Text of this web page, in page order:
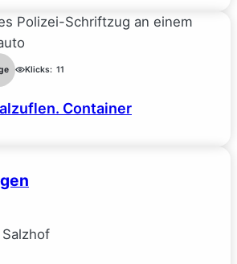
Klicks: 11
Container
Salzhof